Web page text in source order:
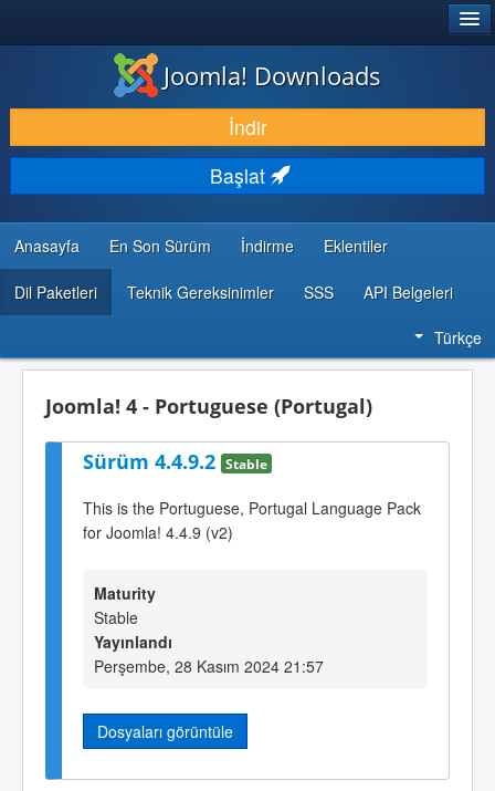
İNDIR & GENIŞLET
KEŞFET & ÖĞREN
TOPLULUK & DESTEK
GELIŞTIRICI KAYNAKLARI
Joomla! Downloads
İndir
Başlat
Anasayfa En Son Sürüm İndirme Eklentiler
Dil Paketleri Teknik Gereksinimler SSS API Belgeleri
Türkçe
Joomla! 4 - Portuguese (Portugal)
Sürüm 4.4.9.2 Stable
This is the Portuguese, Portugal Language Pack
for Joomla! 4.4.9 (v2)
Maturity
Stable
Yayınlandı
Perşembe, 28 Kasım 2024 21:57
Dosyaları görüntüle